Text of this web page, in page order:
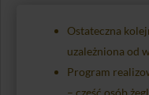
Ostateczna
uzależniona od
Program
– część osób